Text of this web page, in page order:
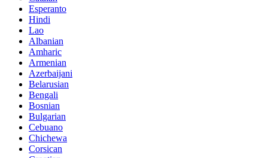
Esperanto
Hindi
Lao
Albanian
Amharic
Armenian
Azerbaijani
Belarusian
Bengali
Bosnian
Bulgarian
Cebuano
Chichewa
Corsican